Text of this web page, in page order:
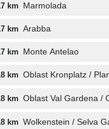
km Marmolada
km Arabba
km Monte Antelao
km Oblast Kronplatz /
km Oblast Val Gardena /
km Wolkenstein / Selva